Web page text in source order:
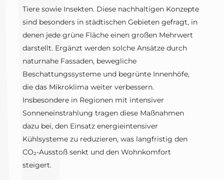
Tiere sowie Insekten. Diese nachhaltigen Konzepte
sind besonders in städtischen Gebieten gefragt, in
denen jede grüne Fläche einen großen Mehrwert
darstellt. Ergänzt werden solche Ansätze durch
naturnahe Fassaden, bewegliche
Beschattungssysteme und begrünte Innenhöfe,
die das Mikroklima weiter verbessern.
Insbesondere in Regionen mit intensiver
Sonneneinstrahlung tragen diese Maßnahmen
dazu bei, den Einsatz energieintensiver
Kühlsysteme zu reduzieren, was langfristig den
CO₂-Ausstoß senkt und den Wohnkomfort
steigert.